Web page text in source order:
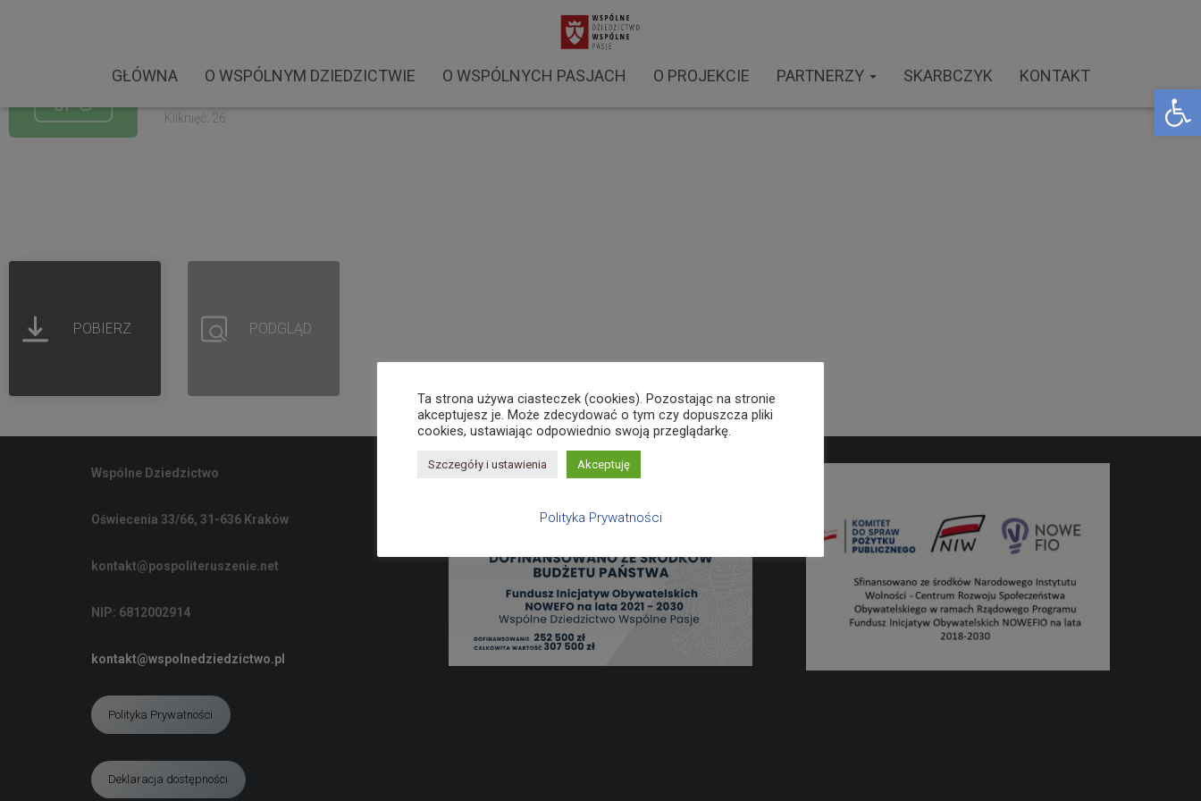
Open toolbar
GŁÓWNA O WSPÓLNYM DZIEDZICTWIE O WSPÓLNYCH PASJACH O PROJEKCIE PARTNERZY SKARBCZYK KONTAKT
Created: 02-09-2022
Kliknięć: 26
POBIERZ PODGLĄD
Wspólne Dziedzictwo
Oświecenia 33/66, 31-636 Kraków
kontakt@pospoliteruszenie.net
NIP: 6812002914
kontakt@wspolnedziedzictwo.pl
Polityka Prywatności
Deklaracja dostępności
Ta strona używa ciasteczek (cookies). Pozostając na stronie
akceptujesz je. Może zdecydować o tym czy dopuszcza pliki
cookies, ustawiając odpowiednio swoją przeglądarkę.
Szczegóły i ustawienia Akceptuję
Polityka Prywatności